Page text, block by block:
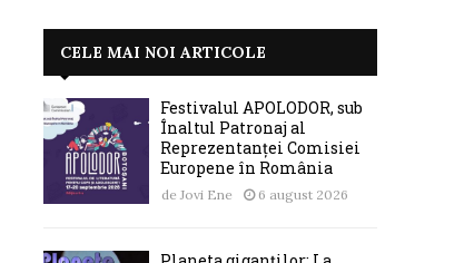
CELE MAI NOI ARTICOLE
Festivalul APOLODOR, sub
Înaltul Patronaj al
Reprezentanței Comisiei
Europene în România
de Jovi Ene 6 august 2026